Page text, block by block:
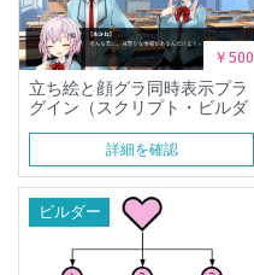
￥500
立ち絵と顔グラ同時表示プラ
グイン（スクリプト・ビルダ
詳細を確認
ビルダー